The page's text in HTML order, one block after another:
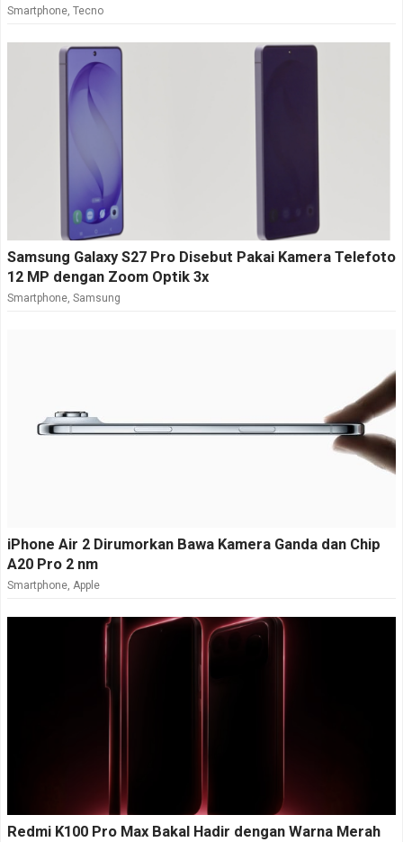
Smartphone, Tecno
Samsung Galaxy S27 Pro Disebut Pakai Kamera Telefoto
12 MP dengan Zoom Optik 3x
Smartphone, Samsung
iPhone Air 2 Dirumorkan Bawa Kamera Ganda dan Chip
A20 Pro 2 nm
Smartphone, Apple
Redmi K100 Pro Max Bakal Hadir dengan Warna Merah